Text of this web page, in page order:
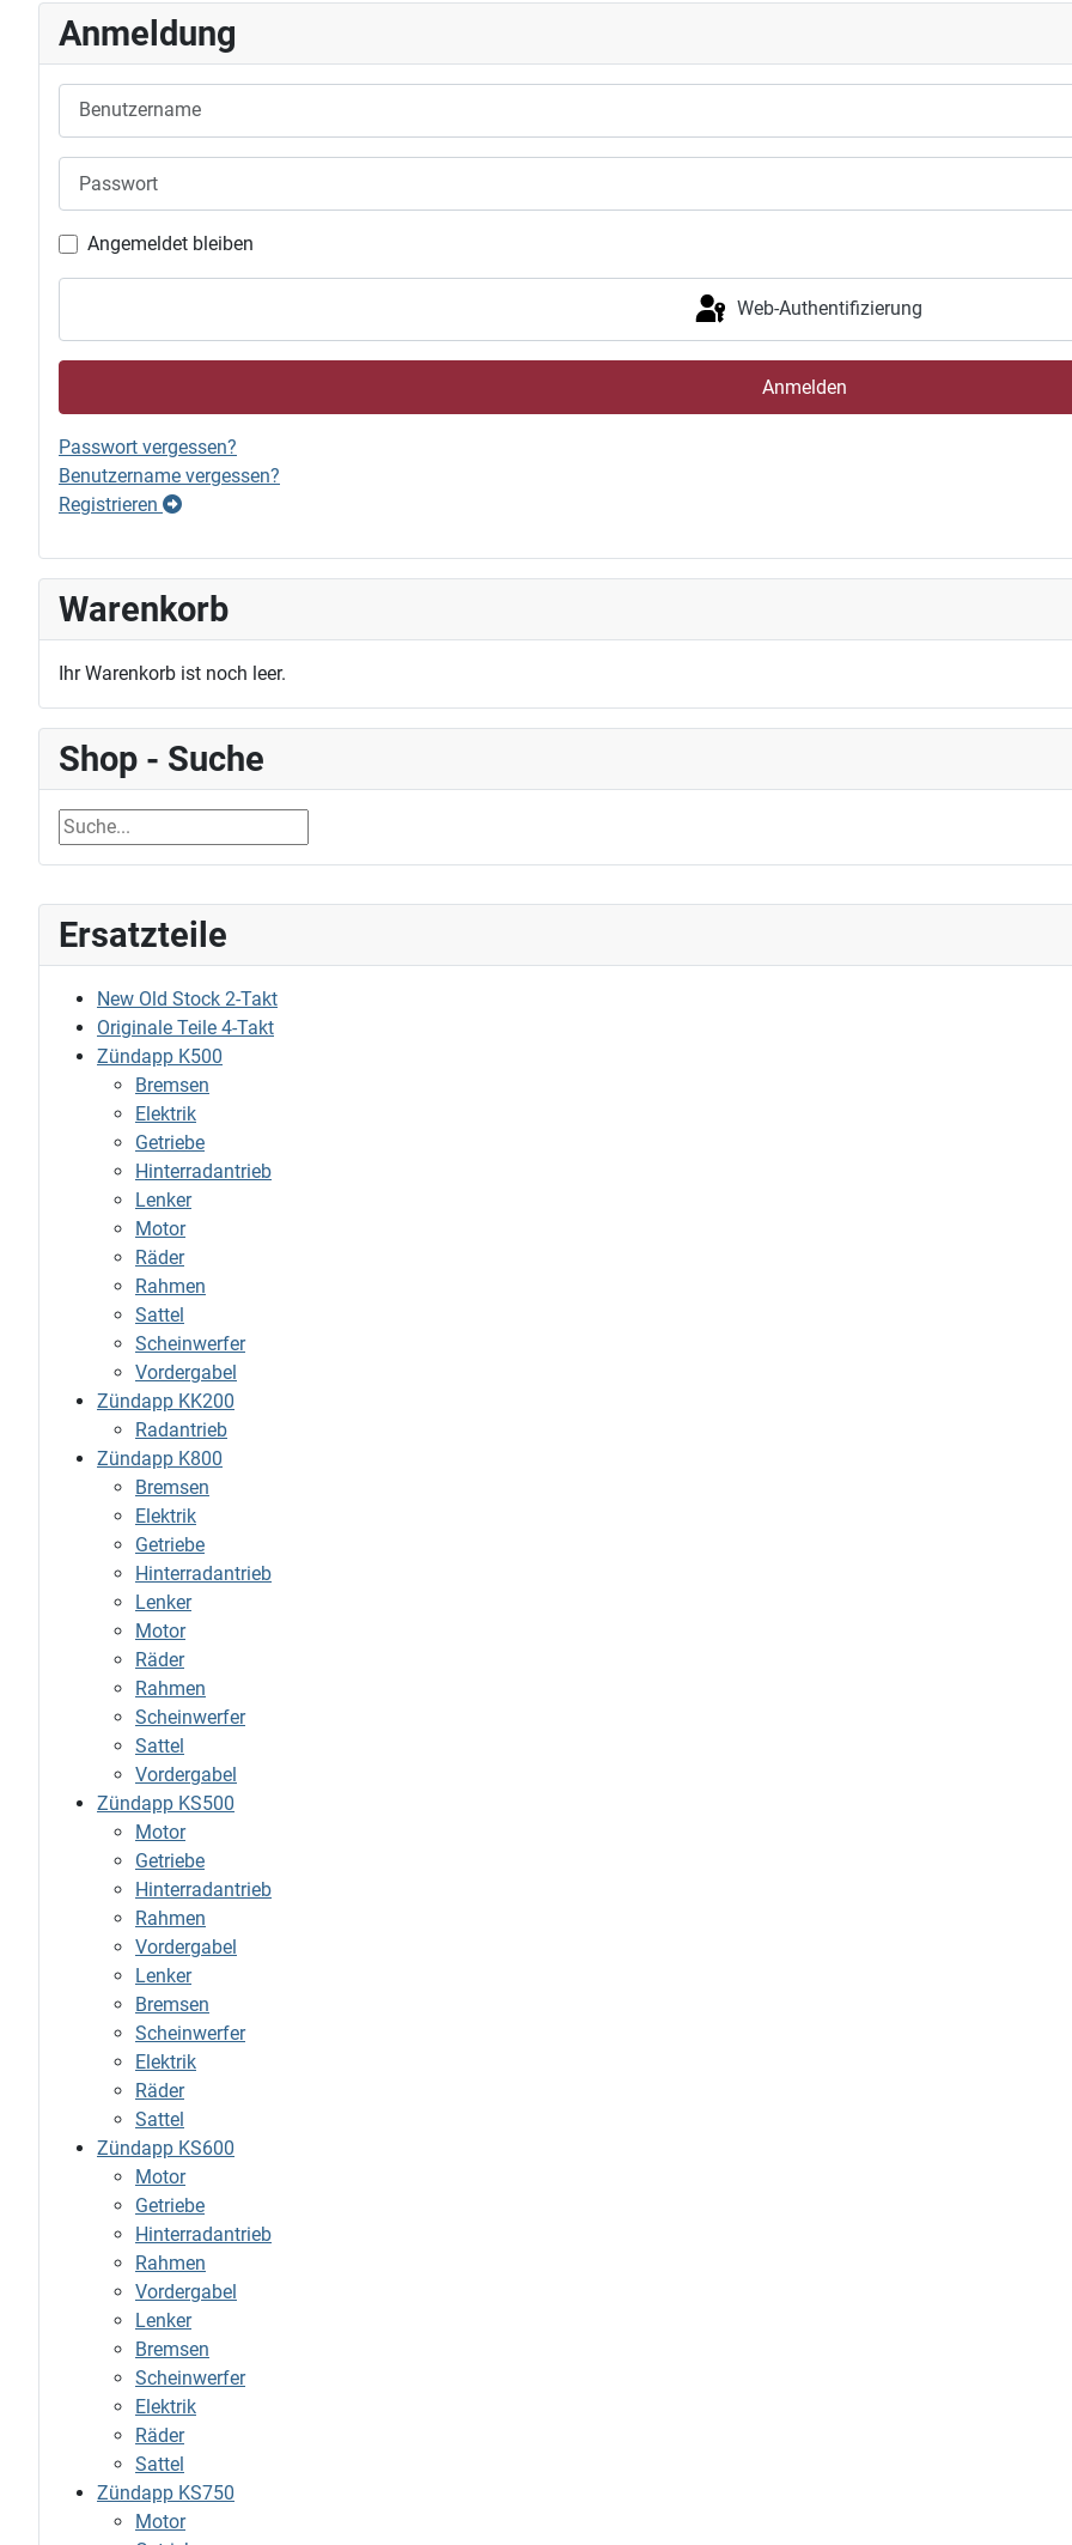
Ersatzteile
New Old Stock 2-Takt
Originale Teile 4-Takt
Zündapp K500
Bremsen
Elektrik
Getriebe
Hinterradantrieb
Lenker
Motor
Räder
Rahmen
Sattel
Scheinwerfer
Vordergabel
Zündapp KK200
Radantrieb
Zündapp K800
Bremsen
Elektrik
Getriebe
Hinterradantrieb
Lenker
Motor
Räder
Rahmen
Scheinwerfer
Sattel
Vordergabel
Zündapp KS500
Motor
Getriebe
Hinterradantrieb
Rahmen
Vordergabel
Lenker
Bremsen
Scheinwerfer
Elektrik
Räder
Sattel
Zündapp KS600
Motor
Getriebe
Hinterradantrieb
Rahmen
Vordergabel
Lenker
Bremsen
Scheinwerfer
Elektrik
Räder
Sattel
Zündapp KS750
Motor
Anmeldung
Angemeldet bleiben
Web-Authentifizierung
Anmelden
Passwort vergessen?
Benutzername vergessen?
Registrieren
Warenkorb
Ihr Warenkorb ist noch leer.
Shop - Suche